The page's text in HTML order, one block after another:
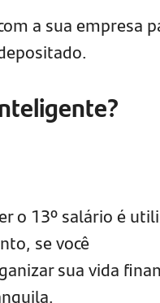
a sua empresa
o 13º salário é
se você
sua vida